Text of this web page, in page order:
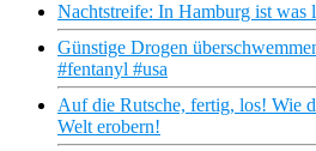
Nachtstreife: In Hamburg ist was
Günstige Drogen
#fentanyl #usa
Auf die Rutsche, fertig, los! Wie
Welt erobern!